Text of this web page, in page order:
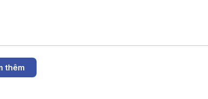
thêm